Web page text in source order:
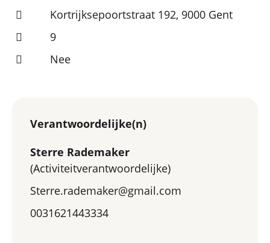
Kortrijksepoortstraat 192, 9000 Gent
9
Nee
Verantwoordelijke(n)
Sterre Rademaker
(Activiteitverantwoordelijke)
Sterre.rademaker@gmail.com
0031621443334